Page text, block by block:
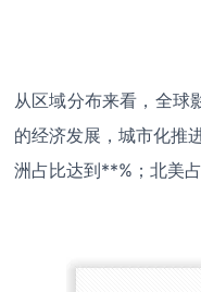
从区域分布来看，全球
的经济发展，城市化推
洲占比达到**%；北美